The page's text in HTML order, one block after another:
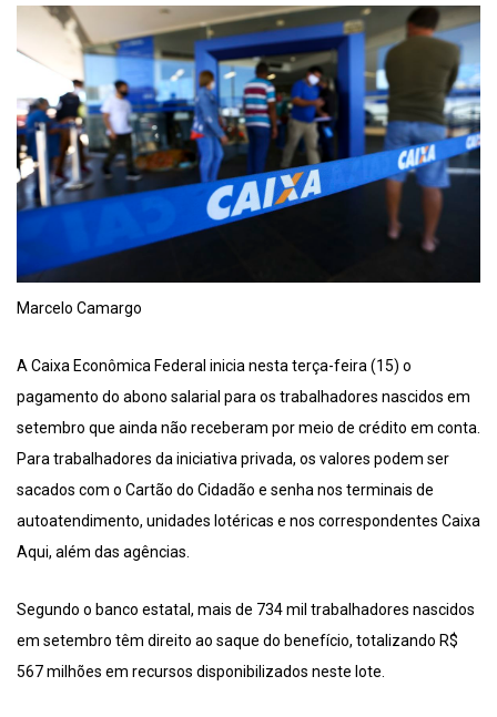
Marcelo Camargo
A Caixa Econômica Federal inicia nesta terça-feira (15) o
pagamento do abono salarial para os trabalhadores nascidos em
setembro que ainda não receberam por meio de crédito em conta.
Para trabalhadores da iniciativa privada, os valores podem ser
sacados com o Cartão do Cidadão e senha nos terminais de
autoatendimento, unidades lotéricas e nos correspondentes Caixa
Aqui, além das agências.
Segundo o banco estatal, mais de 734 mil trabalhadores nascidos
em setembro têm direito ao saque do benefício, totalizando R$
567 milhões em recursos disponibilizados neste lote.